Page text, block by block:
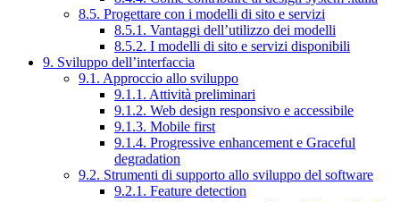
8.5. Progettare con i modelli di sito e servizi
8.5.1. Vantaggi dell’utilizzo dei modelli
8.5.2. I modelli di sito e servizi disponibili
9. Sviluppo dell’interfaccia
9.1. Approccio allo sviluppo
9.1.1. Attività preliminari
9.1.2. Web design responsivo e accessibile
9.1.3. Mobile first
9.1.4. Progressive enhancement e Graceful
degradation
9.2. Strumenti di supporto allo sviluppo del software
9.2.1. Feature detection